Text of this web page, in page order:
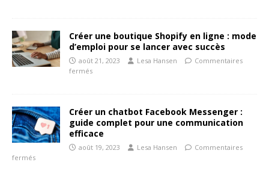
Créer une boutique Shopify en ligne : mode
d’emploi pour se lancer avec succès
août 21, 2023 Lesa Hansen
Commentaires
fermés
Créer un chatbot Facebook Messenger :
guide complet pour une communication
efficace
août 19, 2023 Lesa Hansen
Commentaires
fermés